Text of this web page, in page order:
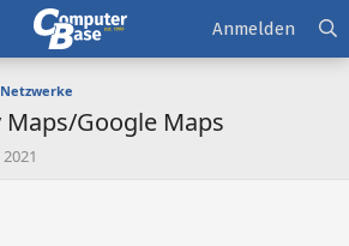
Anmelden
Google Maps